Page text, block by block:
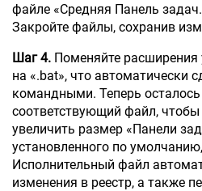
файле «Средняя Панель
Закройте файлы, сохранив
Шаг 4. Поменяйте
на «.bat», что автоматически
командными. Теперь осталось
соответствующий файл,
увеличить размер «Панели
установленного по
Исполнительный файл
изменения в реестр, а также